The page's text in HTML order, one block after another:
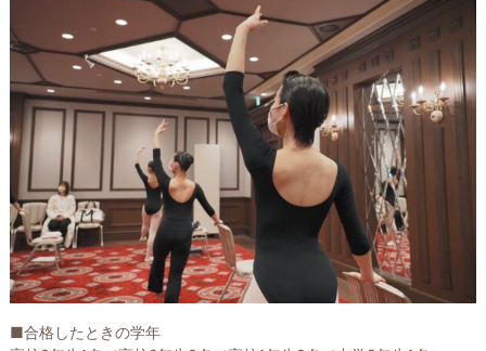
■合格したときの学年